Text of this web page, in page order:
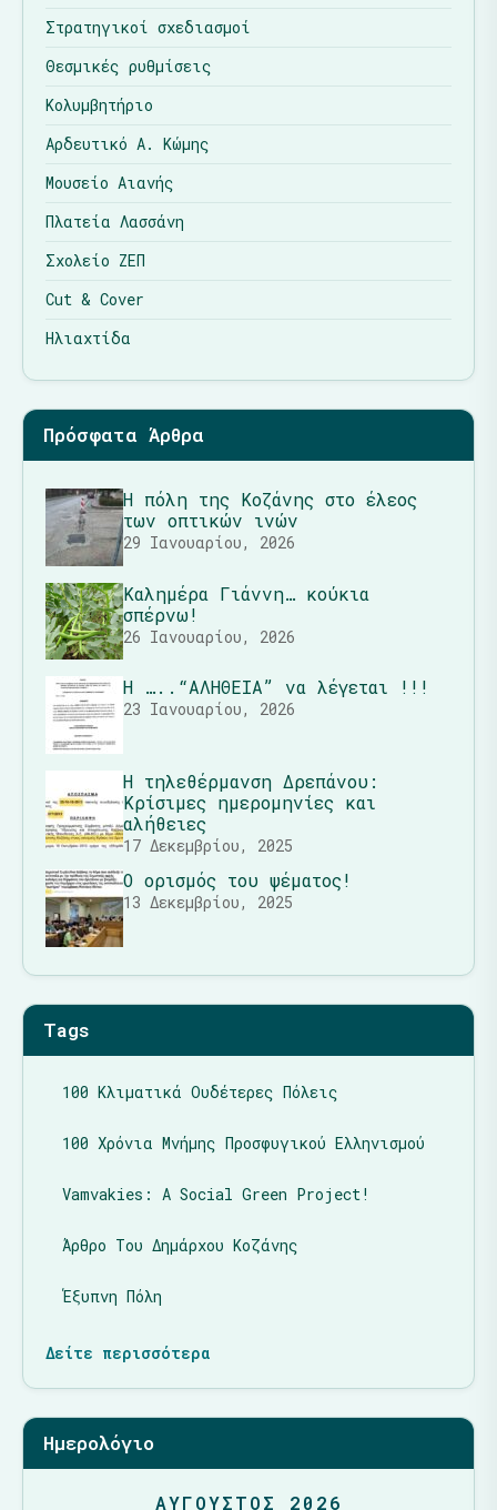
Στρατηγικοί σχεδιασμοί
Θεσμικές ρυθμίσεις
Κολυμβητήριο
Αρδευτικό Α. Κώμης
Μουσείο Αιανής
Πλατεία Λασσάνη
Σχολείο ΖΕΠ
Cut & Cover
Ηλιαχτίδα
Πρόσφατα Άρθρα
Η πόλη της Κοζάνης στο έλεος
των οπτικών ινών
29 Ιανουαρίου, 2026
Καλημέρα Γιάννη… κούκια
σπέρνω!
26 Ιανουαρίου, 2026
Η …..“ΑΛΗΘΕΙΑ” να λέγεται !!!
23 Ιανουαρίου, 2026
Η τηλεθέρμανση Δρεπάνου:
Κρίσιμες ημερομηνίες και
αλήθειες
17 Δεκεμβρίου, 2025
Ο ορισμός του ψέματος!
13 Δεκεμβρίου, 2025
Tags
100 Κλιματικά Ουδέτερες Πόλεις
100 Χρόνια Μνήμης Προσφυγικού Ελληνισμού
Vamvakies: A Social Green Project!
Άρθρο Του Δημάρχου Κοζάνης
Έξυπνη Πόλη
Δείτε περισσότερα
Ημερολόγιο
ΑΎΓΟΥΣΤΟΣ 2026